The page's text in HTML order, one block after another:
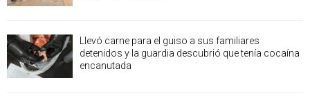
Llevó carne para el guiso a sus familiares
detenidos y la guardia descubrió que tenía cocaína
encanutada